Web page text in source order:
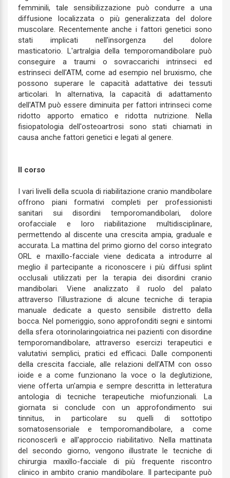
femminili, tale sensibilizzazione può condurre a una
diffusione localizzata o più generalizzata del dolore
muscolare. Recentemente anche i fattori genetici sono
stati implicati nell'insorgenza del dolore
masticatorio. L'artralgia della temporomandibolare può
conseguire a traumi o sovraccarichi intrinseci ed
estrinseci dell'ATM, come ad esempio nel bruxismo, che
possono superare le capacità adattative dei tessuti
articolari. In alternativa, la capacità di adattamento
dell'ATM può essere diminuita per fattori intrinseci come
ridotto apporto ematico e ridotta nutrizione. Nella
fisiopatologia dell'osteoartrosi sono stati chiamati in
causa anche fattori genetici e legati al genere.
Il corso
I vari livelli della scuola di riabilitazione cranio mandibolare
offrono piani formativi completi per professionisti
sanitari sui disordini temporomandibolari, dolore
orofacciale e loro riabilitazione multidisciplinare,
permettendo al discente una crescita ampia, graduale e
accurata. La mattina del primo giorno del corso integrato
ORL e maxillo-facciale viene dedicata a introdurre al
meglio il partecipante a riconoscere i più diffusi splint
occlusali utilizzati per la terapia dei disordini cranio
mandibolari. Viene analizzato il ruolo del palato
attraverso l'illustrazione di alcune tecniche di terapia
manuale dedicate a questo sensibile distretto della
bocca. Nel pomeriggio, sono approfonditi segni e sintomi
della sfera otorinolaringoiatrica nei pazienti con disordine
temporomandibolare, attraverso esercizi terapeutici e
valutativi semplici, pratici ed efficaci. Dalle componenti
della crescita facciale, alle relazioni dell'ATM con osso
ioide e a come funzionano la voce o la deglutizione,
viene offerta un'ampia e sempre descritta in letteratura
antologia di tecniche terapeutiche miofunzionali. La
giornata si conclude con un approfondimento sui
tinnitus, in particolare su quelli di sottotipo
somatosensoriale e temporomandibolare, a come
riconoscerli e all'approccio riabilitativo. Nella mattinata
del secondo giorno, vengono illustrate le tecniche di
chirurgia maxillo-facciale di più frequente riscontro
clinico in ambito cranio mandibolare. Il partecipante può